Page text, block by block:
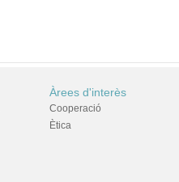
Àrees d'interès
Cooperació
Ètica